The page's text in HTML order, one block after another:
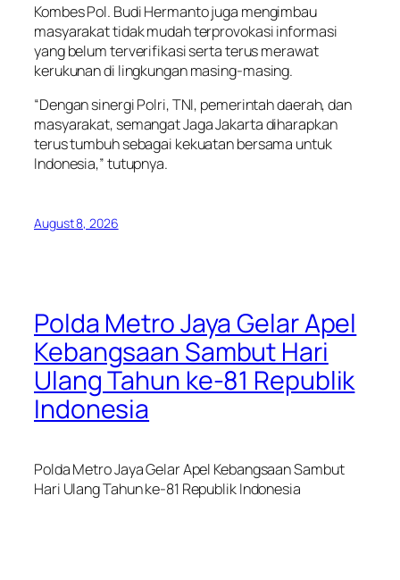
Kombes Pol. Budi Hermanto juga mengimbau
masyarakat tidak mudah terprovokasi informasi
yang belum terverifikasi serta terus merawat
kerukunan di lingkungan masing-masing.
“Dengan sinergi Polri, TNI, pemerintah daerah, dan
masyarakat, semangat Jaga Jakarta diharapkan
terus tumbuh sebagai kekuatan bersama untuk
Indonesia,” tutupnya.
August 8, 2026
Polda Metro Jaya Gelar Apel
Kebangsaan Sambut Hari
Ulang Tahun ke-81 Republik
Indonesia
Polda Metro Jaya Gelar Apel Kebangsaan Sambut
Hari Ulang Tahun ke-81 Republik Indonesia